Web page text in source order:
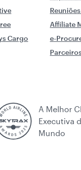
Cargo
Affiliate
e-
A Melhor
Executiva
Mundo